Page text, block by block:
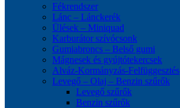
Fékrendszer
Lánc – Lánckerék
Ülések – Miniquad
Karburátor szívócsonk
Gumiabroncs – Belső gumi
Mágnesek és gyújtótekercsek
Alváz-Kormányzás-Felfüggesztés
Levegő – Olaj – Benzin szűrők
Levegő szűrők
Benzin szűrők